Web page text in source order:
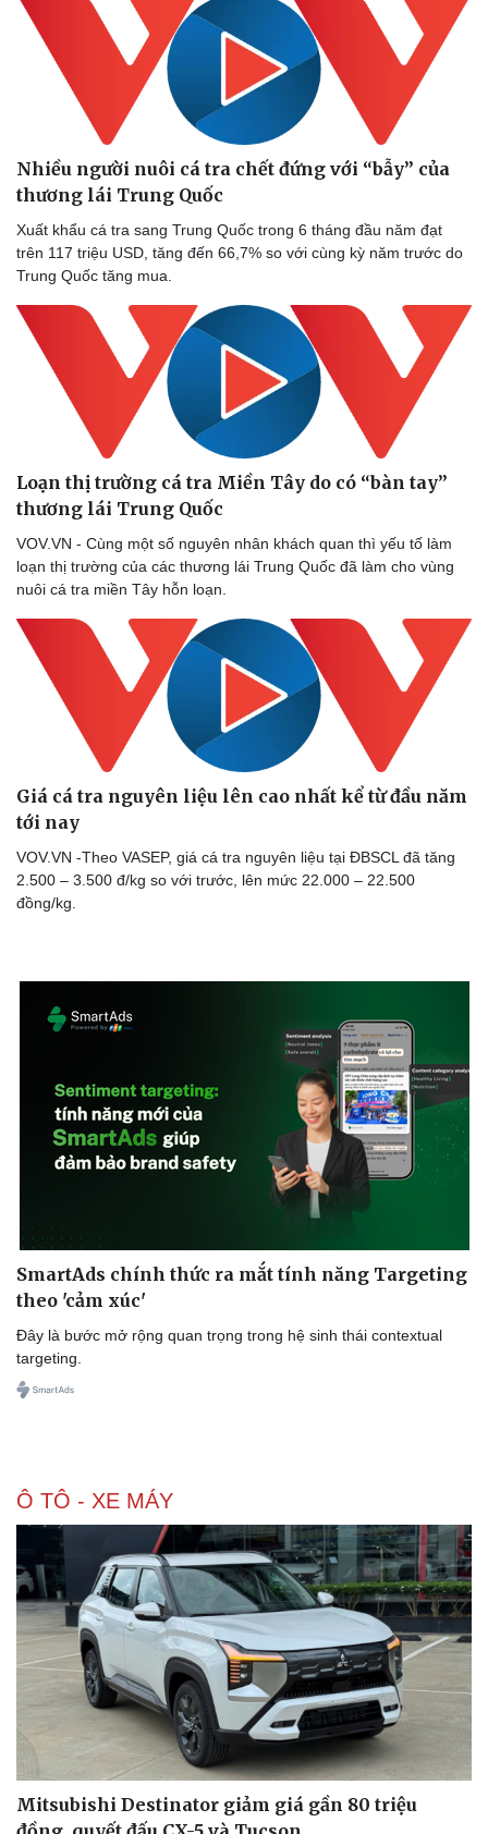
Doanh nghiệp
Thông tin doanh nghiệp
Doanh nghiệp 24h
Vì cộng đồng
Công nghệ
Sành điệu
Tin Công nghệ
Chuyển đổi số
Nhiều người nuôi cá tra chết đứng với “bẫy” của
thương lái Trung Quốc
Xuất khẩu cá tra sang Trung Quốc trong 6 tháng đầu năm đạt
trên 117 triệu USD, tăng đến 66,7% so với cùng kỳ năm trước do
Trung Quốc tăng mua.
Loạn thị trường cá tra Miền Tây do có “bàn tay”
thương lái Trung Quốc
VOV.VN - Cùng một số nguyên nhân khách quan thì yếu tố làm
loạn thị trường của các thương lái Trung Quốc đã làm cho vùng
nuôi cá tra miền Tây hỗn loạn.
Giá cá tra nguyên liệu lên cao nhất kể từ đầu năm
tới nay
VOV.VN -Theo VASEP, giá cá tra nguyên liệu tại ĐBSCL đã tăng
2.500 – 3.500 đ/kg so với trước, lên mức 22.000 – 22.500
đồng/kg.
SmartAds chính thức ra mắt tính năng Targeting
theo 'cảm xúc'
Đây là bước mở rộng quan trọng trong hệ sinh thái contextual
targeting.
Ô TÔ - XE MÁY
Mitsubishi Destinator giảm giá gần 80 triệu